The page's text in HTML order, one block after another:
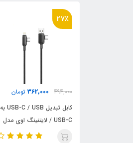
15٪
1,499,000
1,289,000 تومان
شارژر فندکی 75 وات مک‌دودو
مدل CC-3690 | با ۲ پورت و
نمایشگر دیجیتال